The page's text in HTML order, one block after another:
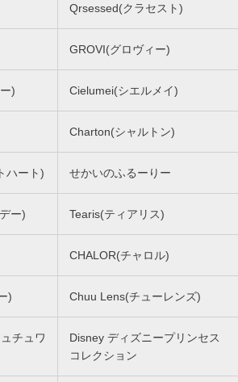
Qrsessed(クラセスト)
GROVI(グロヴィー)
) Cielumei(シエルメイ)
Charton(シャルトン)
ハート) せかいのふるーりー
ー) Tearis(ティアリス)
CHALOR(チャロル)
) Chuu Lens(チューレンズ)
チュワ
Disney ディズニープリンセス
コレクション